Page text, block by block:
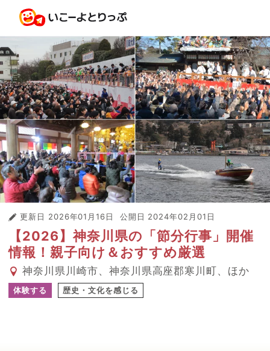
更新日 2026年01月16日 公開日 2024年02月01日
【2026】神奈川県の「節分行事」開催
情報！親子向け＆おすすめ厳選
神奈川県川崎市、神奈川県高座郡寒川町、ほか
体験する 歴史・文化を感じる